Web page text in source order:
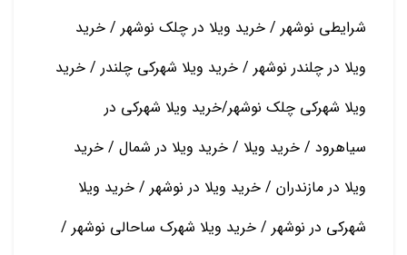
شرایطی نوشهر / خرید ویلا در چلک نوشهر / خرید
ویلا در چلندر نوشهر / خرید ویلا شهرکی چلندر / خرید
ویلا شهرکی چلک نوشهر/خرید ویلا شهرکی در
سیاهرود / خرید ویلا / خرید ویلا در شمال / خرید
ویلا در مازندران / خرید ویلا در نوشهر / خرید ویلا
شهرکی در نوشهر / خرید ویلا شهرک ساحالی نوشهر /